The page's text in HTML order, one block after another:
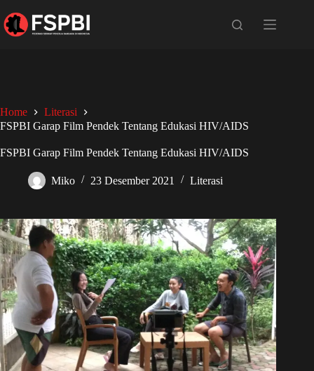
Home
Literasi
FSPBI Garap Film Pendek Tentang Edukasi HIV/AIDS
FSPBI Garap Film Pendek Tentang Edukasi HIV/AIDS
Miko 23 Desember 2021 Literasi